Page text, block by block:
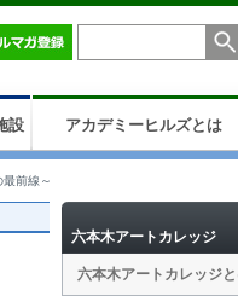
設 アカデミーヒルズとは
前線～
六本木アートカレッジ
六本木アートカレッジ